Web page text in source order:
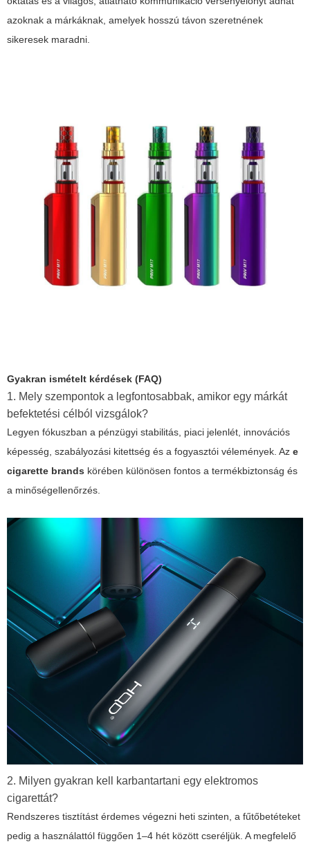
azoknak a márkáknak, amelyek hosszú távon szeretnének
sikeresek maradni.
Gyakran ismételt kérdések (FAQ)
1. Mely szempontok a legfontosabbak, amikor egy márkát
befektetési célból vizsgálok?
Legyen fókuszban a pénzügyi stabilitás, piaci jelenlét, innovációs
képesség, szabályozási kitettség és a fogyasztói vélemények. Az e
cigarette brands körében különösen fontos a termékbiztonság és
a minőségellenőrzés.
2. Milyen gyakran kell karbantartani egy elektromos
cigarettát?
Rendszeres tisztítást érdemes végezni heti szinten, a fűtőbetéteket
pedig a használattól függően 1–4 hét között cseréljük. A megfelelő